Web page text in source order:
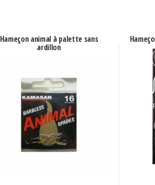
Hameçon animal à palette sans
ardillon